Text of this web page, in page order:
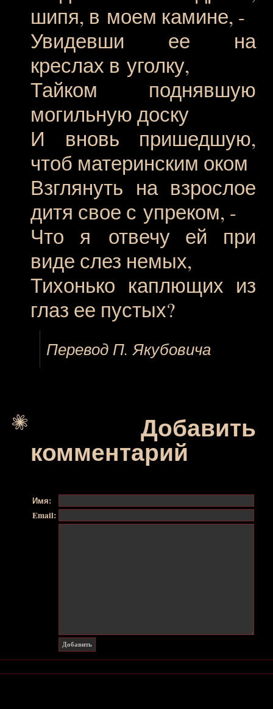
шипя, в моем камине, -
Увидевши ее на
креслах в уголку,
Тайком поднявшую
могильную доску
И вновь пришедшую,
чтоб материнским оком
Взглянуть на взрослое
дитя свое с упреком, -
Что я отвечу ей при
виде слез немых,
Тихонько каплющих из
глаз ее пустых?
Перевод П. Якубовича
Добавить
комментарий
Имя:
Email: